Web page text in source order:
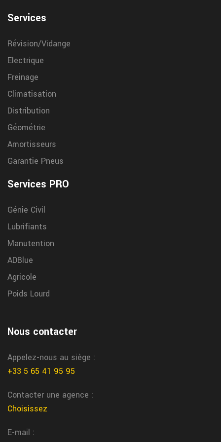
Services
Révision/Vidange
Electrique
Freinage
Climatisation
Distribution
Géométrie
Amortisseurs
Garantie Pneus
Services PRO
Génie Civil
Lubrifiants
Manutention
ADBlue
Agricole
Poids Lourd
Nous contacter
Appelez-nous au siège :
+33 5 65 41 95 95
Contacter une agence :
Choisissez
E-mail :